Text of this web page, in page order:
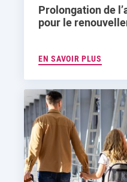
Prolongation de
pour le
EN SAVOIR PLUS